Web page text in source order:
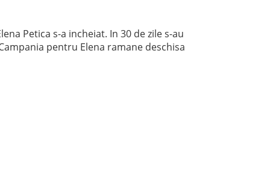
Petica s-a incheiat. In 30 de zile s-au
pentru Elena ramane deschisa